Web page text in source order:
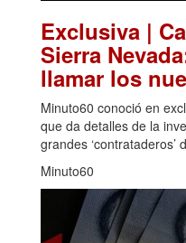
Exclusiva |
Sierra
llamar los
Minuto60 conoció en
que da detalles de la
grandes ‘contrataderos’
Minuto60